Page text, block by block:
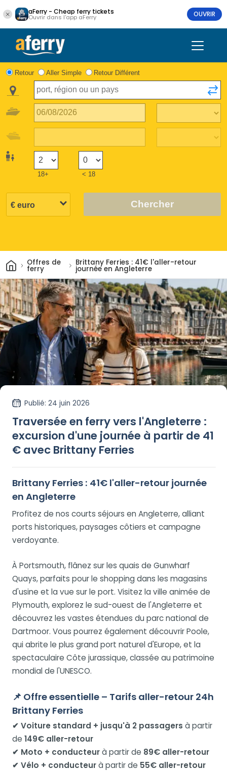
aFerry - Cheap ferry tickets
Ouvrir dans l'app aFerry OUVRIR
Retour Aller Simple Retour Différent
18+ < 18
Chercher
Maison
Offres de
ferry
Brittany Ferries : 41€ l'aller-retour
journée en Angleterre
Publié: 24 juin 2026
Traversée en ferry vers l'Angleterre :
excursion d'une journée à partir de 41
€ avec Brittany Ferries
Brittany Ferries : 41€ l'aller-retour journée
en Angleterre
Profitez de nos courts séjours en Angleterre, alliant
ports historiques, paysages côtiers et campagne
verdoyante.
À Portsmouth, flânez sur les quais de Gunwharf
Quays, parfaits pour le shopping dans les magasins
d'usine et la vue sur le port. Visitez la ville animée de
Plymouth, explorez le sud-ouest de l'Angleterre et
découvrez les vastes étendues du parc national de
Dartmoor. Vous pourrez également découvrir Poole,
qui abrite le plus grand port naturel d'Europe, et la
spectaculaire Côte jurassique, classée au patrimoine
mondial de l'UNESCO.
📌 Offre essentielle – Tarifs aller-retour 24h
Brittany Ferries
✔ Voiture standard + jusqu'à 2 passagers à partir
de 149€ aller-retour
✔ Moto + conducteurà partir de 89€ aller-retour
✔ Vélo + conducteurà partir de 55€ aller-retour